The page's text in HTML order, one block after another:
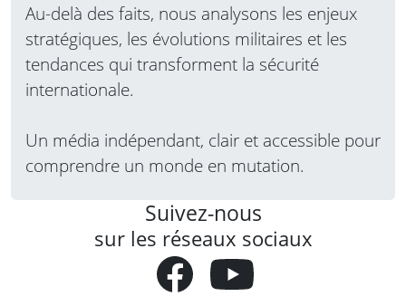
Au-delà des faits, nous analysons les enjeux
stratégiques, les évolutions militaires et les
tendances qui transforment la sécurité
internationale.
Un média indépendant, clair et accessible pour
comprendre un monde en mutation.
Suivez-nous
sur les réseaux sociaux